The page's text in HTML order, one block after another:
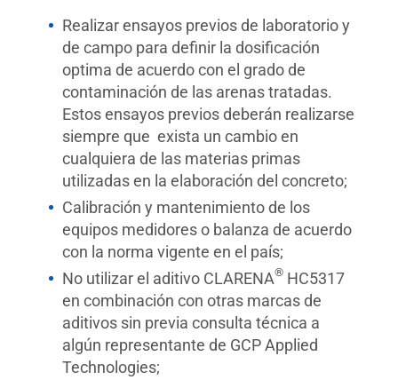
Realizar ensayos previos de laboratorio y
de campo para definir la dosificación
optima de acuerdo con el grado de
contaminación de las arenas tratadas.
Estos ensayos previos deberán realizarse
siempre que exista un cambio en
cualquiera de las materias primas
utilizadas en la elaboración del concreto;
Calibración y mantenimiento de los
equipos medidores o balanza de acuerdo
con la norma vigente en el país;
No utilizar el aditivo CLARENA® HC5317
en combinación con otras marcas de
aditivos sin previa consulta técnica a
algún representante de GCP Applied
Technologies;